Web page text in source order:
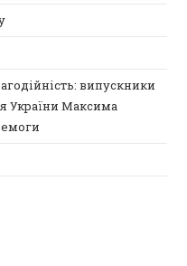
випускники
України Максима